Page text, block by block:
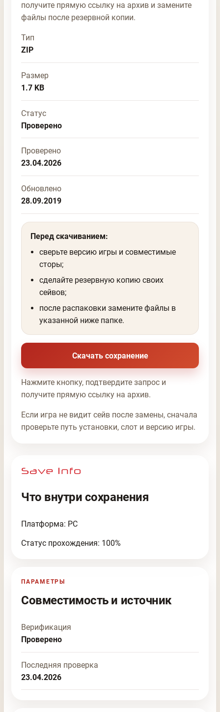
получите прямую ссылку на архив и замените
файлы после резервной копии.
Тип
ZIP
Размер
1.7 KB
Статус
Проверено
Проверено
23.04.2026
Обновлено
28.09.2019
Перед скачиванием:
сверьте версию игры и совместимые
сторы;
сделайте резервную копию своих
сейвов;
после распаковки замените файлы в
указанной ниже папке.
Скачать сохранение
Нажмите кнопку, подтвердите запрос и
получите прямую ссылку на архив.
Если игра не видит сейв после замены, сначала
проверьте путь установки, слот и версию игры.
Что внутри сохранения
Платформа: PC
Статус прохождения: 100%
ПАРАМЕТРЫ
Совместимость и источник
Верификация
Проверено
Последняя проверка
23.04.2026